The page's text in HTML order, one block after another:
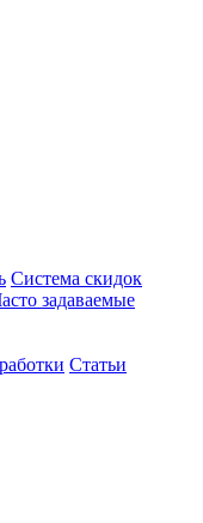
Система скидок
задаваемые
Статьи